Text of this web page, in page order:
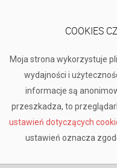
COOKIES
Moja strona wykorzystuje
wydajności i
informacje są
przeszkadza, to
ustawień dotyczących
ustawień oznacza